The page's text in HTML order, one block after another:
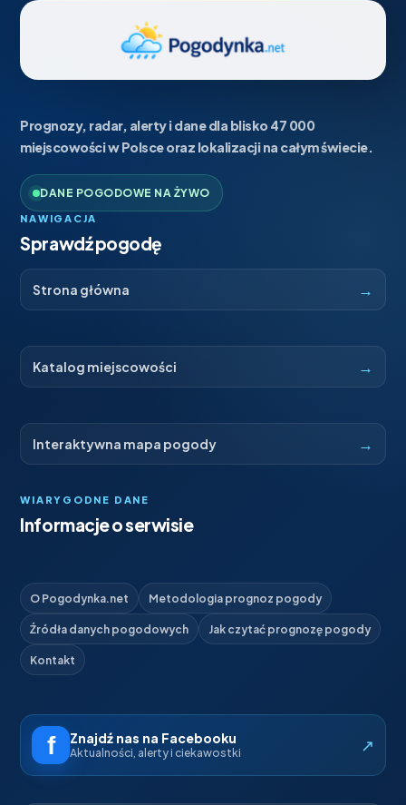
Prognozy, radar, alerty i dane dla blisko 47 000
miejscowości w Polsce oraz lokalizacji na całym świecie.
DANE POGODOWE NA ŻYWO
NAWIGACJA
Sprawdź pogodę
Strona główna →
Katalog miejscowości →
Interaktywna mapa pogody →
WIARYGODNE DANE
Informacje o serwisie
O Pogodynka.net Metodologia prognoz pogody
Źródła danych pogodowych Jak czytać prognozę pogody
Kontakt
Znajdź nas na Facebooku
Aktualności, alerty i ciekawostki ↗